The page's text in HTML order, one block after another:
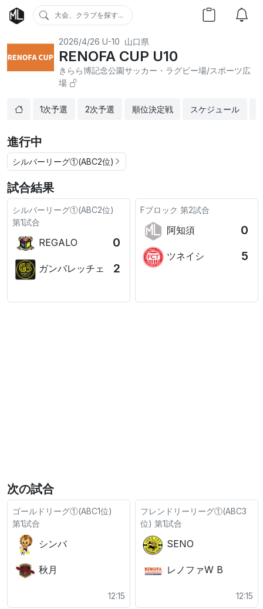
大会、クラブを探す...
2026/4/26 U-10 山口県
RENOFA CUP U10
きらら博記念公園サッカー・ラグビー場/スポーツ広
場
1次予選 2次予選 順位決定戦 スケジュール
進行中
シルバーリーグ①(ABC2位)
試合結果
シルバーリーグ①(ABC2位)
第1試合
REGALO 0
ガンバレッチェ 2
Fブロック 第2試合
阿知須 0
ツネイシ 5
次の試合
ゴールドリーグ①(ABC1位)
第1試合
シンバ
秋月
12:15
フレンドリーリーグ①(ABC3
位) 第1試合
SENO
レノファW B
12:15